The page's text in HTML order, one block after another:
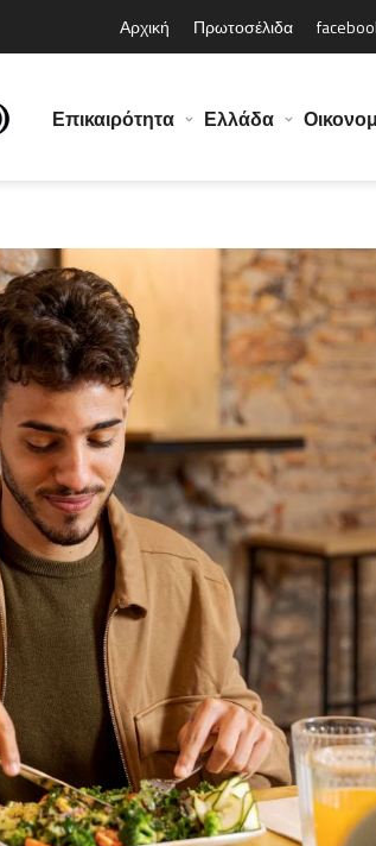
Αρχική Πρωτοσέλιδα
Επικαιρότητα Ελλάδα